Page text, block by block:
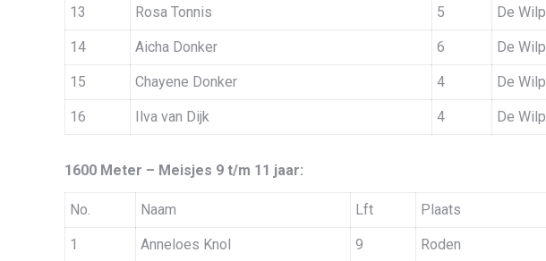
13 Rosa Tonnis 5 De Wilp
14 Aicha Donker 6 De Wilp
15 Chayene Donker 4 De Wilp
16 Ilva van Dijk 4 De Wilp
1600 Meter – Meisjes 9 t/m 11 jaar:
No. Naam Lft Plaats
1 Anneloes Knol 9 Roden